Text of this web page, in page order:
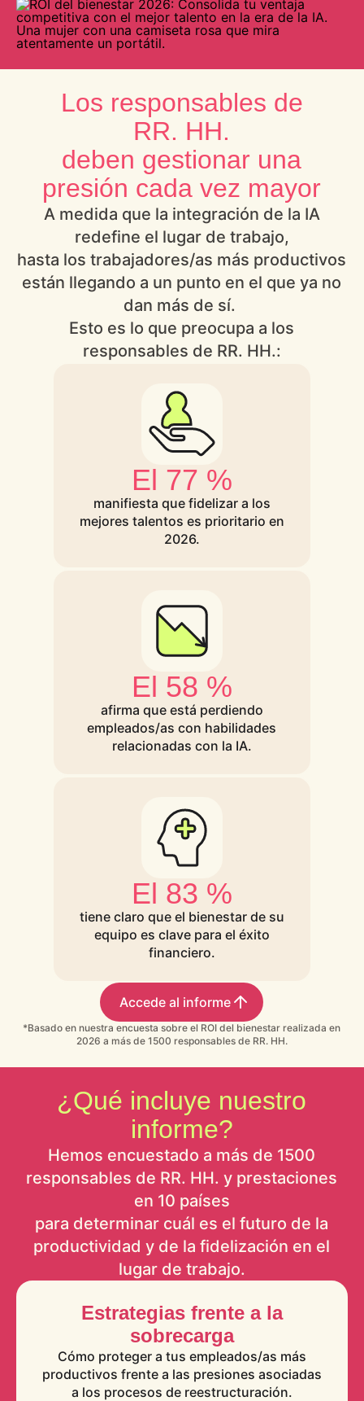
Los responsables de
RR. HH.
deben gestionar una
presión cada vez mayor
A medida que la integración de la IA
redefine el lugar de trabajo,
hasta los trabajadores/as más productivos
están llegando a un punto en el que ya no
dan más de sí.
Esto es lo que preocupa a los
responsables de RR. HH.:
El 77 %
manifiesta que fidelizar a los
mejores talentos es prioritario en
2026.
El 58 %
afirma que está perdiendo
empleados/as con habilidades
relacionadas con la IA.
El 83 %
tiene claro que el bienestar de su
equipo es clave para el éxito
financiero.
Accede al informe
*Basado en nuestra encuesta sobre el ROI del bienestar realizada en
2026 a más de 1500 responsables de RR. HH.
¿Qué incluye nuestro
informe?
Hemos encuestado a más de 1500
responsables de RR. HH. y prestaciones
en 10 países
para determinar cuál es el futuro de la
productividad y de la fidelización en el
lugar de trabajo.
Estrategias frente a la
sobrecarga
Cómo proteger a tus empleados/as más
productivos frente a las presiones asociadas
a los procesos de reestructuración.